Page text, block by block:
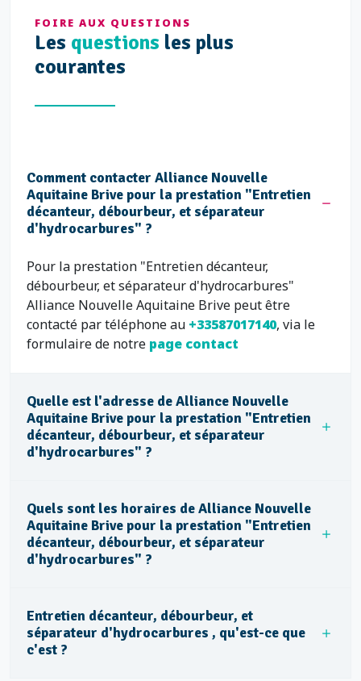
FOIRE AUX QUESTIONS
Les questions les plus
courantes
Comment contacter Alliance Nouvelle
Aquitaine Brive pour la prestation "Entretien
décanteur, débourbeur, et séparateur
d'hydrocarbures" ?
Pour la prestation "Entretien décanteur,
débourbeur, et séparateur d'hydrocarbures"
Alliance Nouvelle Aquitaine Brive peut être
contacté par téléphone au +33587017140, via le
formulaire de notre page contact
Quelle est l'adresse de Alliance Nouvelle
Aquitaine Brive pour la prestation "Entretien
décanteur, débourbeur, et séparateur
d'hydrocarbures" ?
Quels sont les horaires de Alliance Nouvelle
Aquitaine Brive pour la prestation "Entretien
décanteur, débourbeur, et séparateur
d'hydrocarbures" ?
Entretien décanteur, débourbeur, et
séparateur d'hydrocarbures , qu'est-ce que
c'est ?